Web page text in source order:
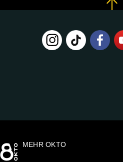
MEHR OKTO